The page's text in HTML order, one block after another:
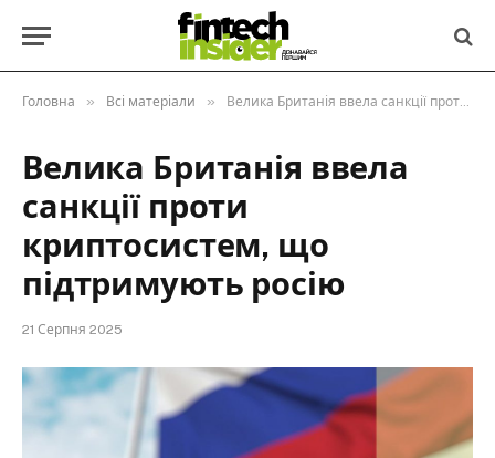
Головна » Всі матеріали » Велика Британія ввела санкції проти криптосистем, що підтримують росію
Велика Британія ввела
санкції проти
криптосистем, що
підтримують росію
21 Серпня 2025